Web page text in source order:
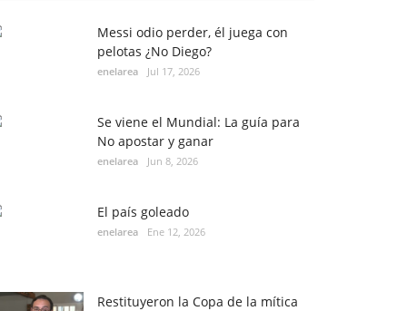
Messi odio perder, él juega con
pelotas ¿No Diego?
enelarea Jul 17, 2026
Se viene el Mundial: La guía para
No apostar y ganar
enelarea Jun 8, 2026
El país goleado
enelarea Ene 12, 2026
Restituyeron la Copa de la mítica